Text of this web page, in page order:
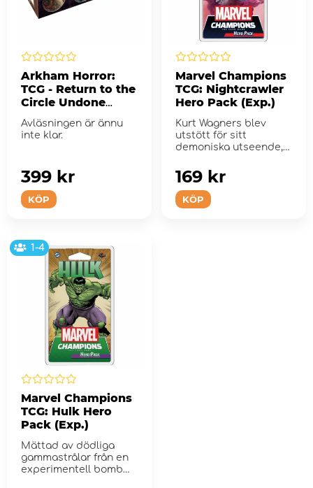
Arkham Horror:
TCG - Return to the
Circle Undone
(Exp.)
Avläsningen är ännu
inte klar.
KÖP
399 kr
Marvel Champions
TCG: Nightcrawler
Hero Pack (Exp.)
Kurt Wagners blev
utstött för sitt
demoniska utseende,
och m...
KÖP
169 kr
1-4
Marvel Champions
TCG: Hulk Hero
Pack (Exp.)
Mättad av dödliga
gammastrålar från en
experimentell bomb